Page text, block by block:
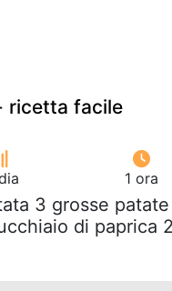
ricetta facile
1 ora
3 grosse
di paprica